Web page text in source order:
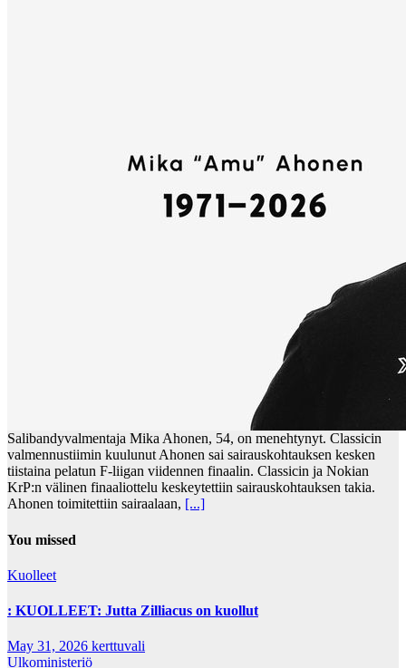
Salibandyvalmentaja Mika Ahonen, 54, on menehtynyt. Classicin
valmennustiimin kuulunut Ahonen sai sairauskohtauksen kesken
tiistaina pelatun F-liigan viidennen finaalin. Classicin ja Nokian
KrP:n välinen finaaliottelu keskeytettiin sairauskohtauksen takia.
Ahonen toimitettiin sairaalaan, [...]
You missed
Kuolleet
: KUOLLEET: Jutta Zilliacus on kuollut
May 31, 2026 kerttuvali
Ulkoministeriö